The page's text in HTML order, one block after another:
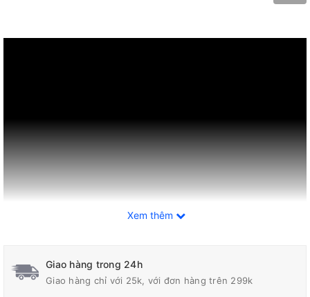
Xem thêm
Giao hàng trong 24h
Giao hàng chỉ với 25k, với đơn hàng trên 299k